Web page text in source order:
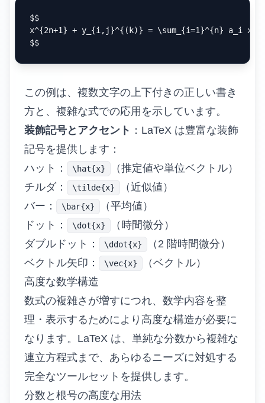
$$
x^{2n+1} + y_{i,j}^{(k)} = \sum_{i=1}^{n} a_i x^i
この例は、複数文字の上下付きの正しい書き
方と、複雑な式での応用を示しています。
装飾記号とアクセント ：LaTeX は豊富な装飾
記号を提供します：
ハット：
\hat{x}
（推定値や単位ベクトル）
チルダ：
\tilde{x}
（近似値）
バー：
\bar{x}
（平均値）
ドット：
\dot{x}
（時間微分）
ダブルドット：
\ddot{x}
（2 階時間微分）
ベクトル矢印：
\vec{x}
（ベクトル）
高度な数学構造
数式の複雑さが増すにつれ、数学内容を整
理・表示するためにより高度な構造が必要に
なります。LaTeX は、単純な分数から複雑な
連立方程式まで、あらゆるニーズに対処する
完全なツールセットを提供します。
分数と根号の高度な用法